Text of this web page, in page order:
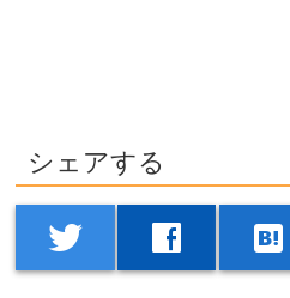
シェアする
twitter facebook hatenabookmark